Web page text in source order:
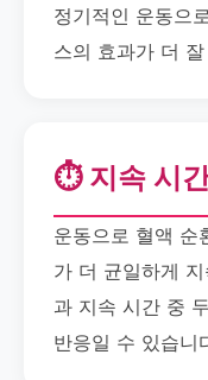
정기적인 운동으
스의 효과가 더
⏱️ 지속 시
운동으로 혈액 순
가 더 균일하게
과 지속 시간 중
반응일 수 있습니